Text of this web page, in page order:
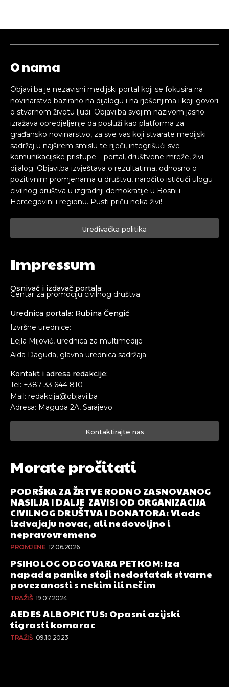
O nama
Objavi.ba je nezavisni medijski portal koji se fokusira na
novinarstvo bazirano na dijalogu i na rješenjima i koji govori
o stvarnom životu ljudi. Objavi.ba svojim nazivom jasno
izražava opredjeljenje da posluži kao platforma za
građansko novinarstvo, za sve vas koji stvarate medijski
sadržaj u najširem smislu te riječi, integrišući sve
komunikacijske pristupe – portal, društvene mreže, živi
dijalog. Objavi.ba izvještava o rezultatima, odnosno o
pozitivnim promjenama u društvu, naročito ističući ulogu
civilnog društva u izgradnji demokratije u Bosni i
Hercegovini i regionu. Pusti priču neka živi!
Uređivačka politika
Impressum
Osnivač i izdavač portala:
Centar za promociju civilnog društva
Urednica portala: Rubina Čengić
Izvršne urednice:
Lejla Mijović, urednica za multimedije
Aida Daguda, glavna urednica sadržaja
Kontakt i adresa redakcije:
Tel: +387 33 644 810
Mail: redakcija@objavi.ba
Adresa: Maguda 2A, Sarajevo
Kontaktirajte nas
Morate pročitati
PODRŠKA ZA ŽRTVE RODNO ZASNOVANOG
NASILJA I DALJE ZAVISI OD ORGANIZACIJA
CIVILNOG DRUŠTVA I DONATORA: Vlade
izdvajaju novac, ali nedovoljno i
nepravovremeno
PROMJENE 12.06.2026
PSIHOLOG ODGOVARA PETKOM: Iza
napada panike stoji nedostatak stvarne
povezanosti s nekim ili nečim
TRAŽIŠ 19.07.2024
AEDES ALBOPICTUS: Opasni azijski
tigrasti komarac
TRAŽIŠ 09.10.2023